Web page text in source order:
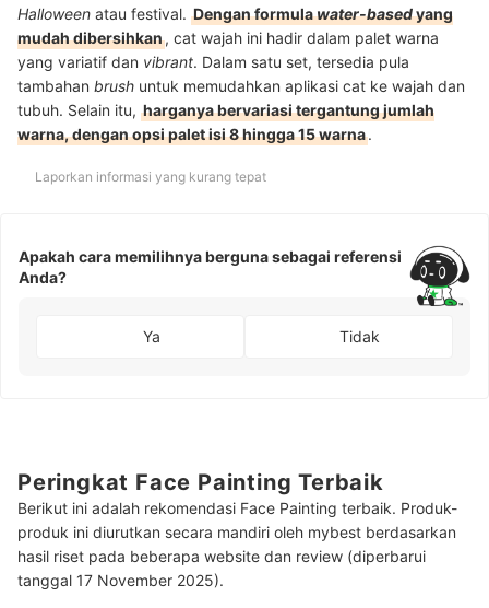
Halloween atau festival. Dengan formulawater-basedyang
mudah dibersihkan, cat wajah ini hadir dalam palet warna
yang variatif dan vibrant. Dalam satu set, tersedia pula
tambahan brush untuk memudahkan aplikasi cat ke wajah dan
tubuh. Selain itu, harganya bervariasi tergantung jumlah
warna, dengan opsi palet isi 8 hingga 15 warna.
Laporkan informasi yang kurang tepat
Apakah cara memilihnya berguna sebagai referensi
Anda?
Ya Tidak
Peringkat Face Painting Terbaik
Berikut ini adalah rekomendasi Face Painting terbaik. Produk-
produk ini diurutkan secara mandiri oleh mybest berdasarkan
hasil riset pada beberapa website dan review (diperbarui
tanggal 17 November 2025).